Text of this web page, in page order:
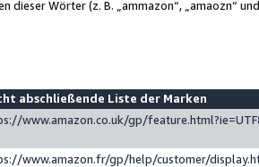
dieser Wörter (z. B. „ammazon“, „amaozn“
abschließende Liste der Marken
www.amazon.co.uk/gp/
www.amazon.fr/gp/help/customer/